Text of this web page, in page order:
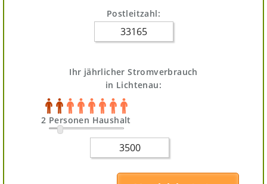
Postleitzahl:
Ihr jährlicher Stromverbrauch
in Lichtenau:
2 Personen Haushalt